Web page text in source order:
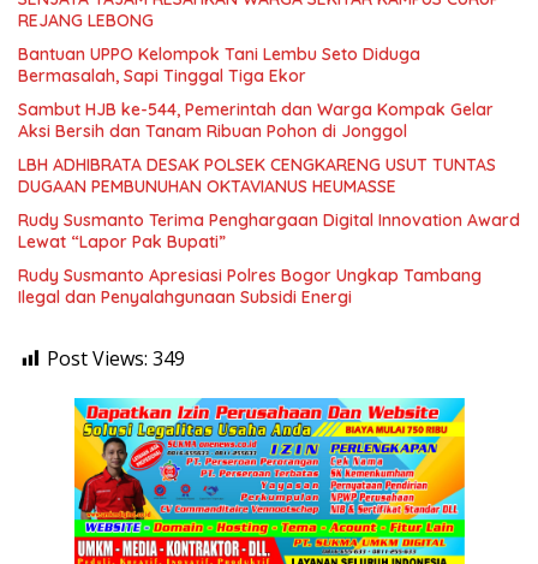
REJANG LEBONG
Bantuan UPPO Kelompok Tani Lembu Seto Diduga
Bermasalah, Sapi Tinggal Tiga Ekor
Sambut HJB ke-544, Pemerintah dan Warga Kompak Gelar
Aksi Bersih dan Tanam Ribuan Pohon di Jonggol
LBH ADHIBRATA DESAK POLSEK CENGKARENG USUT TUNTAS
DUGAAN PEMBUNUHAN OKTAVIANUS HEUMASSE
Rudy Susmanto Terima Penghargaan Digital Innovation Award
Lewat “Lapor Pak Bupati”
Rudy Susmanto Apresiasi Polres Bogor Ungkap Tambang
Ilegal dan Penyalahgunaan Subsidi Energi
Post Views: 349